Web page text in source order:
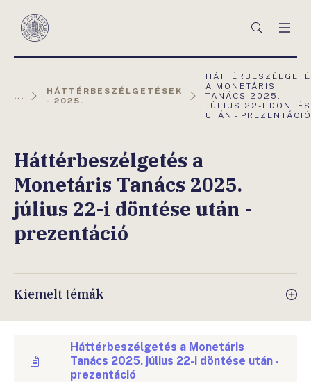
Magyar
Keresés
...
HÁTTÉRBESZÉLGETÉSEK
- 2025.
AKTUÁLIS
OLDAL:
A MONETÁRIS
TANÁCS 2025.
JÚLIUS 22-I
UTÁN - PREZENTÁCIÓ
Háttérbeszélgetés a
Monetáris Tanács 2025.
július 22-i döntése után -
prezentáció
Kiemelt témák
Háttérbeszélgetés a Monetáris
Tanács 2025. július 22-i döntése után -
prezentáció